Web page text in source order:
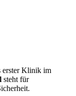
erster Klinik im
steht für